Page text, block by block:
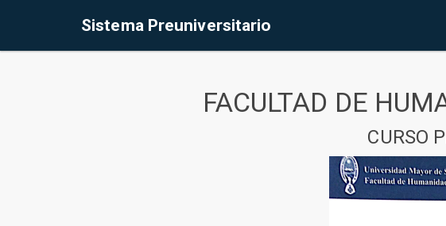
Sistema Preuniversitario
FACULTAD DE
CURSO